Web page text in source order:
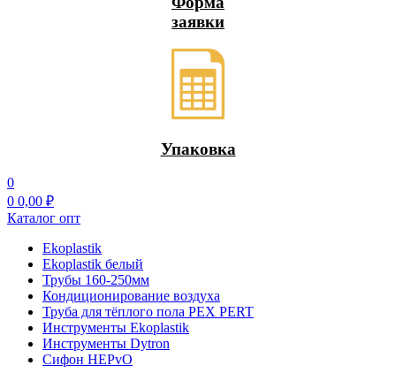
заявки
Упаковка
0
0 0,00 ₽
Каталог опт
Ekoplastik
Ekoplastik белый
Трубы 160-250мм
Кондиционирование воздуха
Труба для тёплого пола PEX PERT
Инструменты Ekoplastik
Инструменты Dytron
Сифон HEPvO